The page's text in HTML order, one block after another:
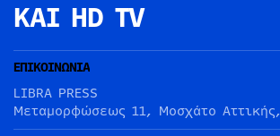
ΚΑΙ HD TV
ΕΠΙΚΟΙΝΩΝΙΑ
LIBRA PRESS
Μεταμορφώσεως 11, Μοσχάτο